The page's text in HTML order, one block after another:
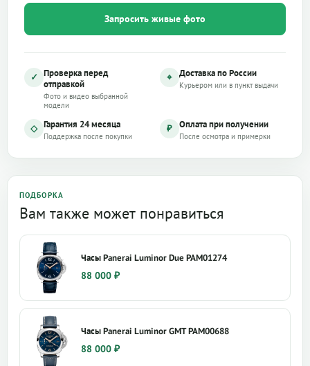
Запросить живые фото
✓ Проверка перед
отправкой
Фото и видео выбранной
модели
⌖ Доставка по России
Курьером или в пункт выдачи
◇ Гарантия 24 месяца
Поддержка после покупки
₽ Оплата при получении
После осмотра и примерки
ПОДБОРКА
Вам также может понравиться
Часы Panerai Luminor Due PAM01274
88 000 ₽
Часы Panerai Luminor GMT PAM00688
88 000 ₽